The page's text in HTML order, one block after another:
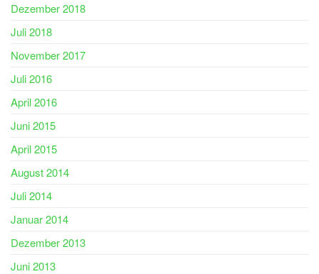
Dezember 2018
Juli 2018
November 2017
Juli 2016
April 2016
Juni 2015
April 2015
August 2014
Juli 2014
Januar 2014
Dezember 2013
Juni 2013